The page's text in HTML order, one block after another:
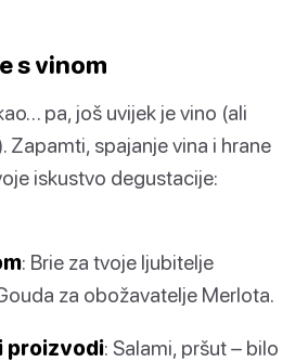
s vinom
pa, još uvijek je vino (ali
Zapamti, spajanje vina i hrane
iskustvo degustacije:
: Brie za tvoje ljubitelje
za obožavatelje Merlota.
proizvodi: Salami, pršut – bilo